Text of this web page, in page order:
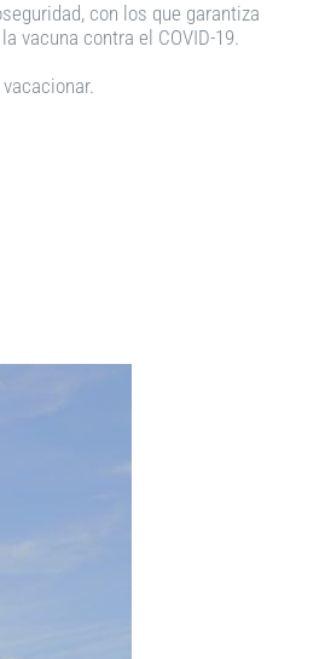
con los que garantiza
vacuna contra el COVID-19.